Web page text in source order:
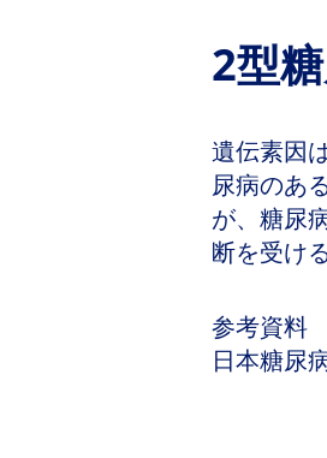
2型
遺伝素因
尿病のあ
が、糖尿
断を受け
参考資料
日本糖尿